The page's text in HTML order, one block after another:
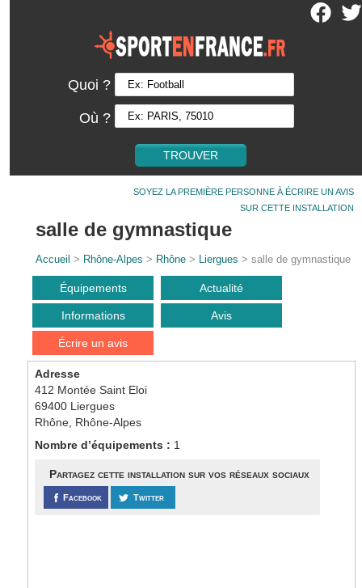
Quoi ?
Où ?
SOYEZ LA PREMIÈRE PERSONNE À ÉCRIRE UN AVIS
SUR CETTE INSTALLATION
salle de gymnastique
Accueil > Rhône-Alpes > Rhône > Liergues > salle de gymnastique
Équipements Actualité
Informations Avis
Écrire un avis
Adresse
412 Montée Saint Eloi
69400 Liergues
Rhône, Rhône-Alpes
Nombre d’équipements : 1
Partagez cette installation sur vos réseaux sociaux
Facebook Twitter